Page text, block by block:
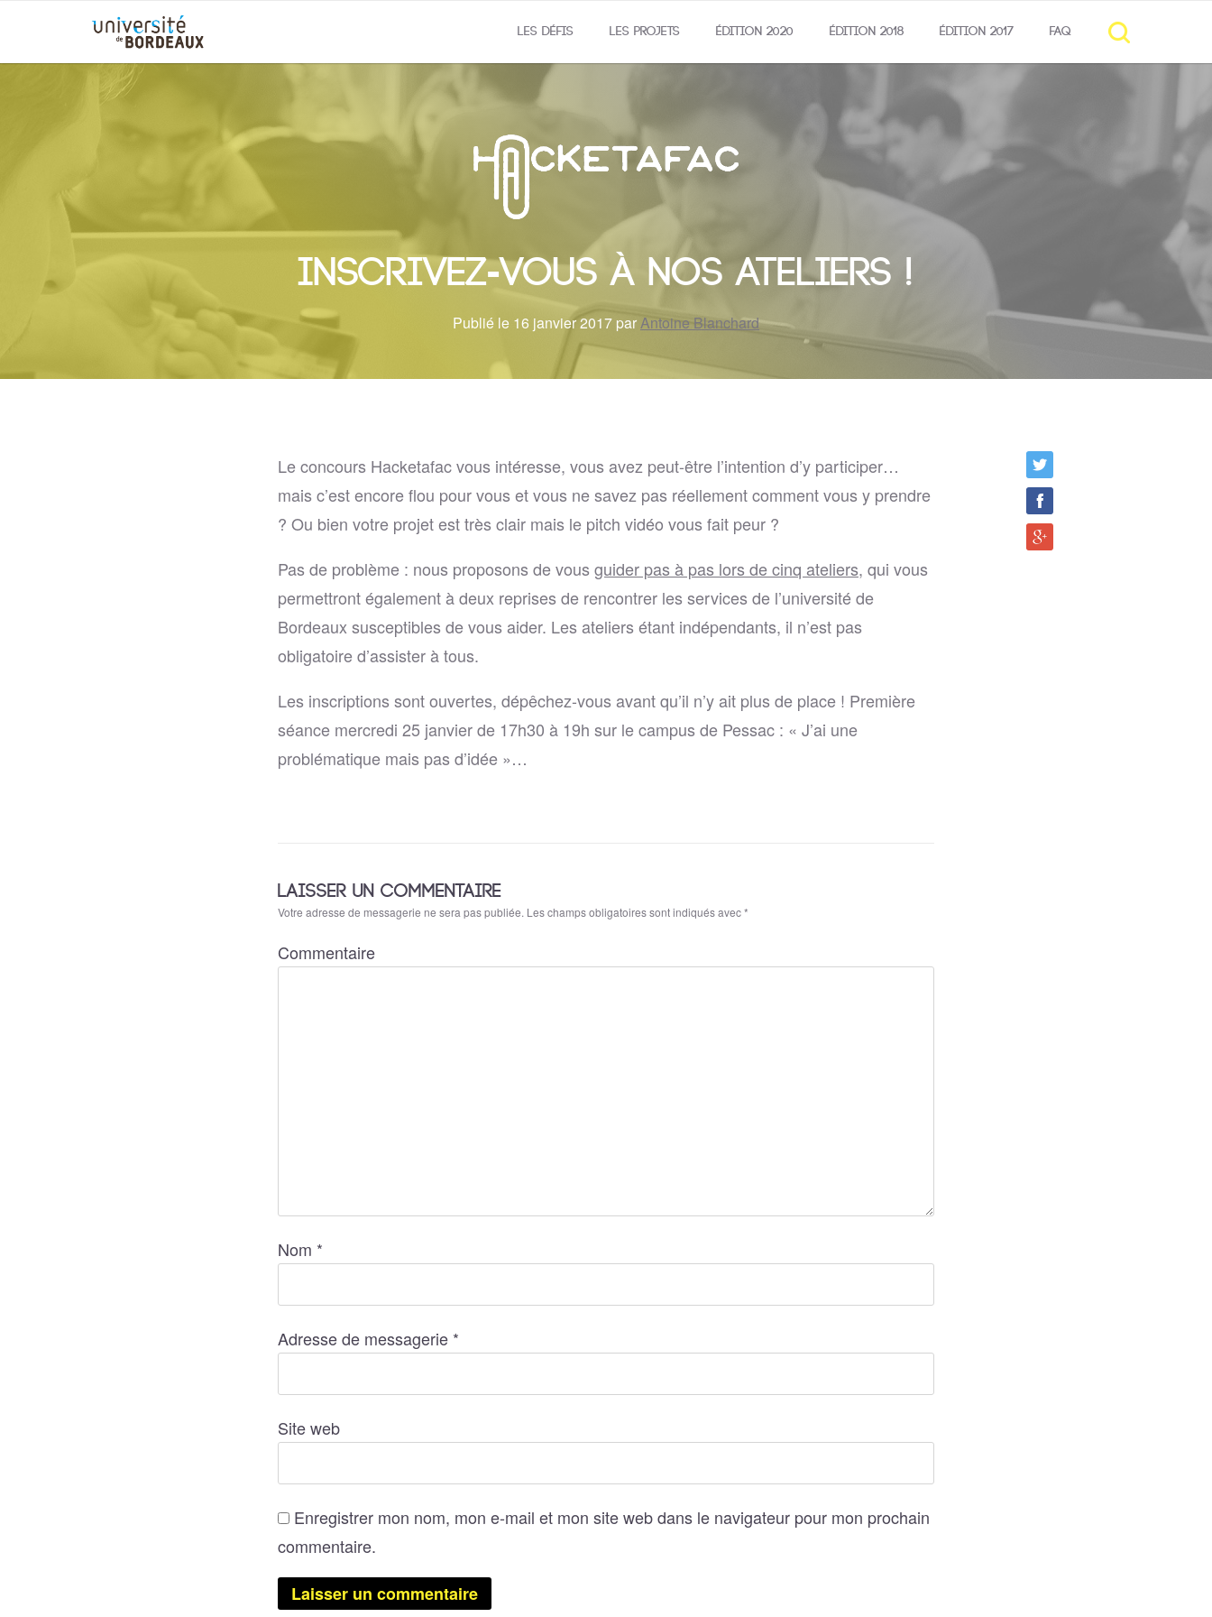
LES DÉFIS LES PROJETS ÉDITION 2020 ÉDITION 2018 ÉDITION 2017 FAQ
Inscrivez-vous à nos ateliers !
Publié le 16 janvier 2017 parAntoine Blanchard
Le concours Hacketafac vous intéresse, vous avez peut-être l’intention d’y participer…
mais c’est encore flou pour vous et vous ne savez pas réellement comment vous y prendre
? Ou bien votre projet est très clair mais le pitch vidéo vous fait peur ?
Pas de problème : nous proposons de vous guider pas à pas lors de cinq ateliers, qui vous
permettront également à deux reprises de rencontrer les services de l’université de
Bordeaux susceptibles de vous aider. Les ateliers étant indépendants, il n’est pas
obligatoire d’assister à tous.
Les inscriptions sont ouvertes, dépêchez-vous avant qu’il n’y ait plus de place ! Première
séance mercredi 25 janvier de 17h30 à 19h sur le campus de Pessac : « J’ai une
problématique mais pas d’idée »…
LAISSER UN COMMENTAIRE
Votre adresse de messagerie ne sera pas publiée. Les champs obligatoires sont indiqués avec*
Commentaire
Nom *
Adresse de messagerie *
Site web
Enregistrer mon nom, mon e-mail et mon site web dans le navigateur pour mon prochain
commentaire.